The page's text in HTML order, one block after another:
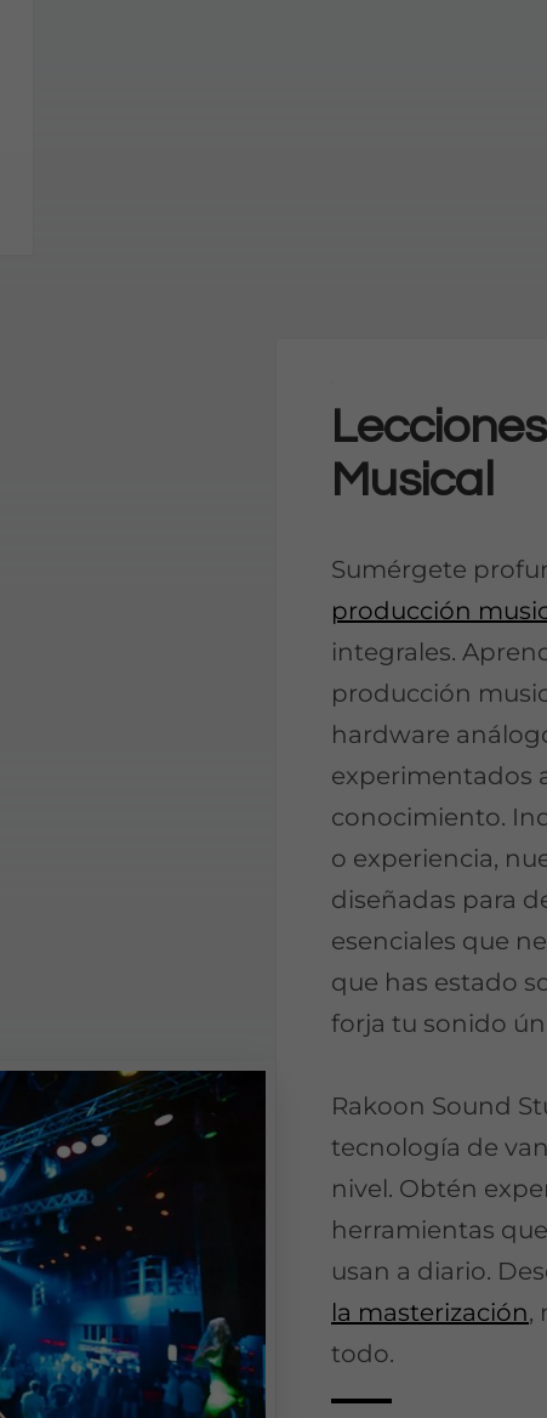
Musical
Sumérgete
producción
integrales.
producción
hardware
experimentados
conocimiento.
o experiencia,
diseñadas para
esenciales que
que has estado
forja tu sonido
Rakoon Sound
tecnología de
nivel. Obtén
herramientas
usan a diario.
la masterización,
todo.